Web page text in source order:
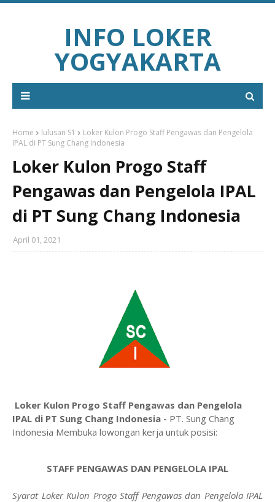
INFO LOKER
YOGYAKARTA
Home lulusan S1
Loker Kulon Progo Staff Pengawas dan Pengelola
IPAL di PT Sung Chang Indonesia
Loker Kulon Progo Staff
Pengawas dan Pengelola IPAL
di PT Sung Chang Indonesia
April 01, 2021
Loker Kulon Progo Staff Pengawas dan Pengelola
IPAL di PT Sung Chang Indonesia - PT. Sung Chang
Indonesia Membuka lowongan kerja untuk posisi:
STAFF PENGAWAS DAN PENGELOLA IPAL
Syarat Loker Kulon Progo Staff Pengawas dan Pengelola IPAL